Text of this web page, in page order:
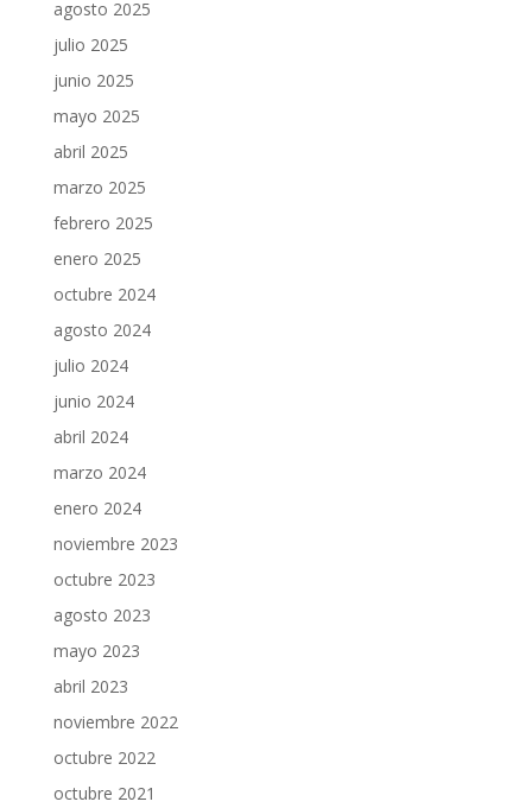
agosto 2025
julio 2025
junio 2025
mayo 2025
abril 2025
marzo 2025
febrero 2025
enero 2025
octubre 2024
agosto 2024
julio 2024
junio 2024
abril 2024
marzo 2024
enero 2024
noviembre 2023
octubre 2023
agosto 2023
mayo 2023
abril 2023
noviembre 2022
octubre 2022
octubre 2021